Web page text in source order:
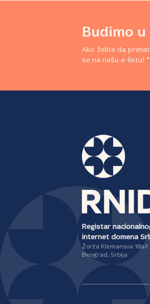
Budimo
Ako želite da
se na našu e-listu! *
Registar
internet domena
Žorža Klemansoa 18a/I
Beograd, Srbija